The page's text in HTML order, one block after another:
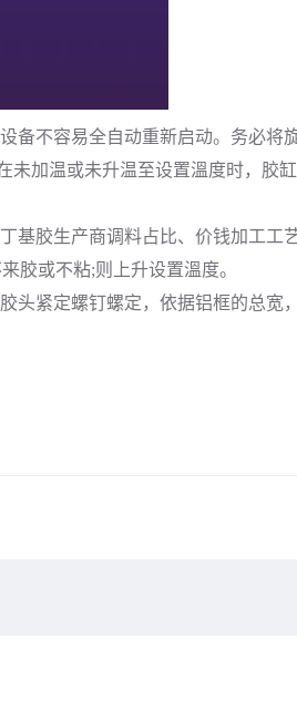
不容易全自动重新启动。务必将
加温或未升温至设置溫度时，胶
胶生产商调料占比、价钱加工工
胶或不粘;则上升设置溫度。
头紧定螺钉螺定，依据铝框的总宽